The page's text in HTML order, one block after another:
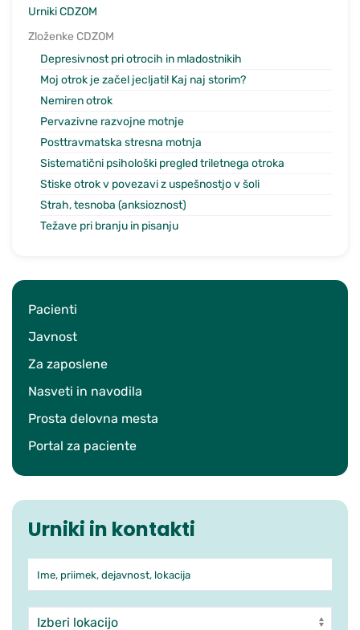
Urniki CDZOM
Zloženke CDZOM
Depresivnost pri otrocih in mladostnikih
Moj otrok je začel jecljati! Kaj naj storim?
Nemiren otrok
Pervazivne razvojne motnje
Posttravmatska stresna motnja
Sistematični psihološki pregled triletnega otroka
Stiske otrok v povezavi z uspešnostjo v šoli
Strah, tesnoba (anksioznost)
Težave pri branju in pisanju
Pacienti
Javnost
Za zaposlene
Nasveti in navodila
Prosta delovna mesta
Portal za paciente
Urniki in kontakti
Iskanje po ambulantah in
Ime, priimek, dejavnost, lokacija
Enota